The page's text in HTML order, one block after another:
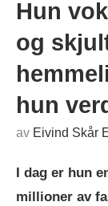
Hun
og
hun
av Eivind Skår
I dag er hun
millioner av